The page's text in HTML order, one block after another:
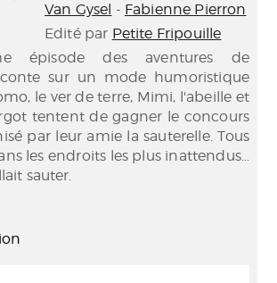
Van Gysel - Fabienne Pierron
Edité par Petite Fripouille
épisode des aventures de
sur un mode humoristique
le ver de terre, Mimi, l'abeille et
tentent de gagner le concours
par leur amie la sauterelle. Tous
les endroits les plus inattendus…
sauter.